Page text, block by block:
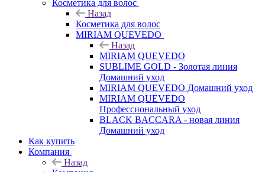
Косметика для волос
Назад
Косметика для волос
MIRIAM QUEVEDO
Назад
MIRIAM QUEVEDO
SUBLIME GOLD - Золотая линия
Домашний уход
MIRIAM QUEVEDO Домашний уход
MIRIAM QUEVEDO
Профессиональный уход
BLACK BACCARA - новая линия
Домашний уход
Как купить
Компания
Назад